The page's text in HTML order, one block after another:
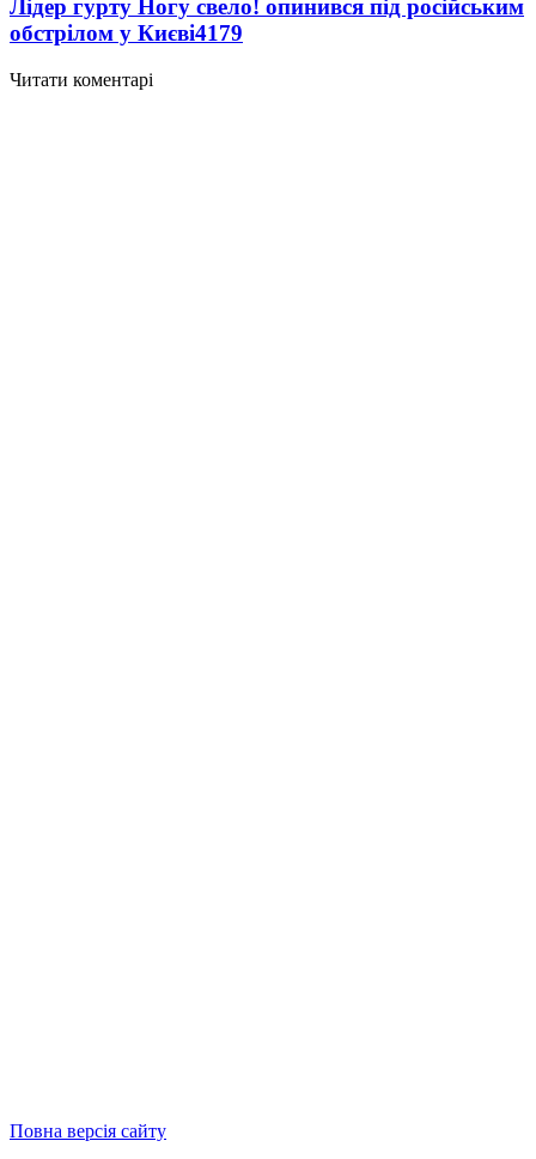
Лідер гурту Ногу свело! опинився під російським
обстрілом у Києві4179
Читати коментарі
Повна версія сайту